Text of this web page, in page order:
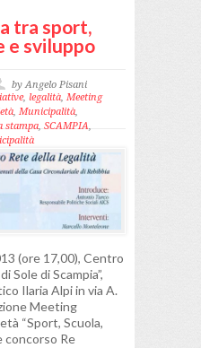
tra sport,
e sviluppo
by Angelo Pisani
, legalità, Meeting
, Municipalità,
stampa, SCAMPIA,
(ore 17,00), Centro
Sole di Scampia”,
Ilaria Alpi in via A.
Meeting
“Sport, Scuola,
concorso Re